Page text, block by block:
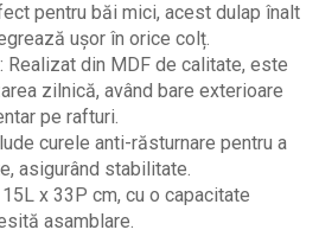
pentru băi mici, acest dulap înalt
ușor în orice colț.
Realizat din MDF de calitate, este
zilnică, având bare exterioare
pe rafturi.
curele anti-răsturnare pentru a
asigurând stabilitate.
x 33P cm, cu o capacitate
asamblare.